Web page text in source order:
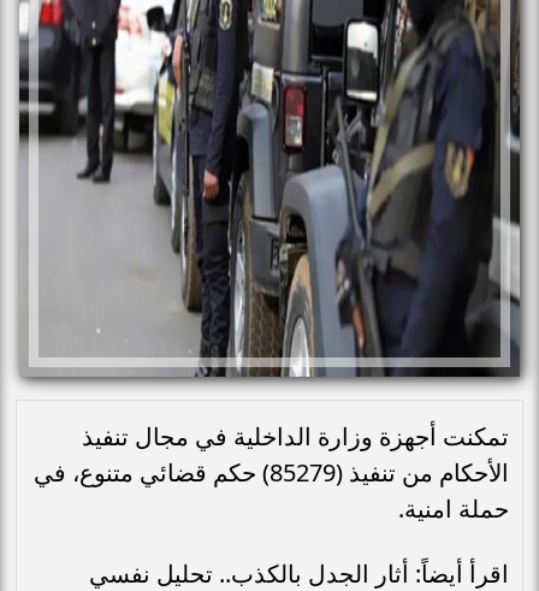
تمكنت أجهزة وزارة الداخلية في مجال تنفيذ
الأحكام من تنفيذ (85279) حكم قضائي متنوع، في
حملة امنية.
اقرأ أيضاً: أثار الجدل بالكذب.. تحليل نفسي